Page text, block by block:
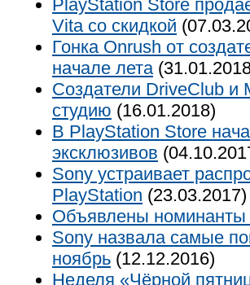
PlayStation Store
Vita со скидкой
Гонка Onrush от
начале лета
Создатели DriveClub и
студию (16.01.2018)
В PlayStation Store
эксклюзивов
Sony устраивает
PlayStation (23.03.2017)
Объявлены
Sony назвала самые
ноябрь (12.12.2016)
Неделя «Чёрной